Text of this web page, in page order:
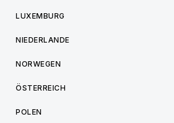
LUXEMBURG
NIEDERLANDE
NORWEGEN
ÖSTERREICH
POLEN